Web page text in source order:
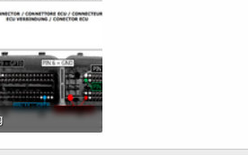
27